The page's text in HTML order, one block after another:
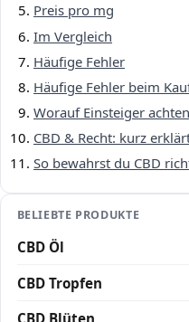
Preis pro mg
Im Vergleich
Häufige Fehler
Häufige Fehler beim
Worauf Einsteiger
CBD & Recht: kurz
So bewahrst du CBD
BELIEBTE PRODUKTE
CBD Öl
CBD Tropfen
CBD Blüten